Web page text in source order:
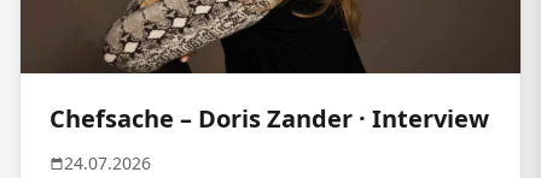
Chefsache – Doris Zander · Interview
24.07.2026